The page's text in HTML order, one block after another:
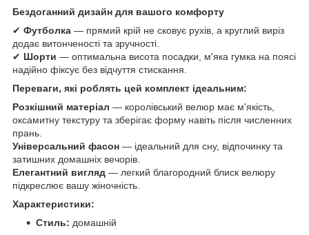
Бездоганний дизайн для вашого комфорту
✔ Футболка — прямий крій не сковує рухів, а круглий виріз
додає витонченості та зручності.
✔ Шорти — оптимальна висота посадки, м'яка гумка на поясі
надійно фіксує без відчуття стискання.
Переваги, які роблять цей комплект ідеальним:
Розкішний матеріал — королівський велюр має м'якість,
оксамитну текстуру та зберігає форму навіть після численних
прань.
Універсальний фасон — ідеальний для сну, відпочинку та
затишних домашніх вечорів.
Елегантний вигляд — легкий благородний блиск велюру
підкреслює вашу жіночність.
Характеристики:
Стиль: домашній